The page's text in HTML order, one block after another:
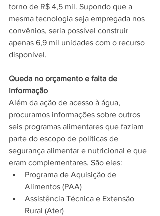
torno de R$ 4,5 mil. Supondo que a
mesma tecnologia seja empregada nos
convênios, seria possível construir
apenas 6,9 mil unidades com o recurso
disponível.
Queda no orçamento e falta de
informação
Além da ação de acesso à água,
procuramos informações sobre outros
seis programas alimentares que faziam
parte do escopo de políticas de
segurança alimentar e nutricional e que
eram complementares. São eles:
Programa de Aquisição de
Alimentos (PAA)
Assistência Técnica e Extensão
Rural (Ater)